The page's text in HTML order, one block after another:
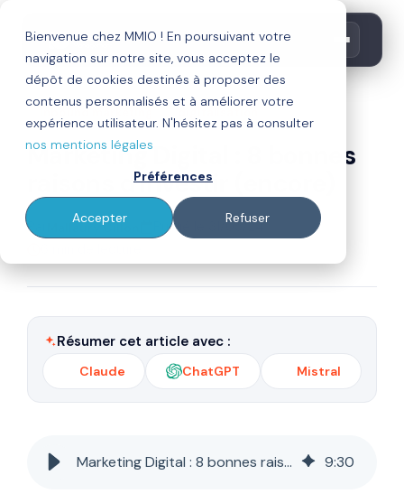
Bienvenue chez MMIO ! En poursuivant votre
navigation sur notre site, vous acceptez le
dépôt de cookies destinés à proposer des
contenus personnalisés et à améliorer votre
expérience utilisateur. N'hésitez pas à consulter
nos mentions légales
Préférences
Accepter Refuser
inbound marketing
Marketing Digital : 8 bonnes
raisons d'investir (encore)
Par Mallaury Cillon
Publié le 31/05/24
Résumer cet article avec :
Claude ChatGPT Mistral
Marketing Digital : 8 bonnes raisons d'investir (encore) 9:30